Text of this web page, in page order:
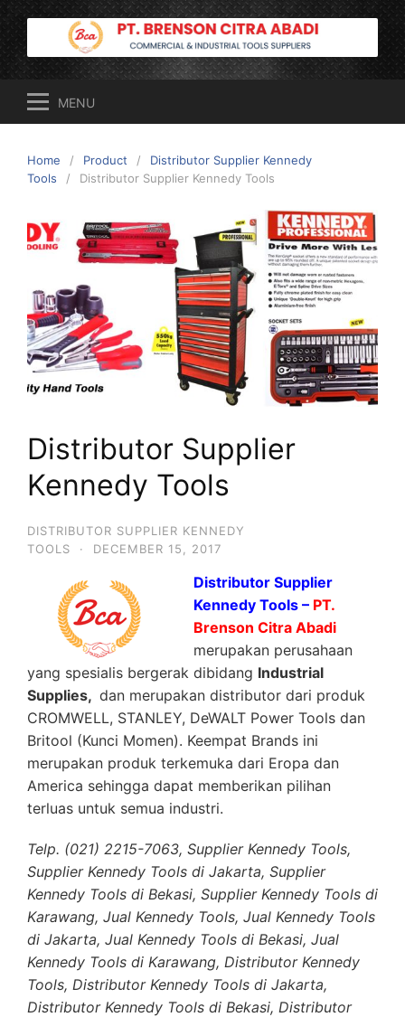
Skip
content
MENU
Home Product
Distributor Supplier Kennedy
Tools
Distributor Supplier Kennedy Tools
Distributor Supplier
Kennedy Tools
DISTRIBUTOR SUPPLIER KENNEDY
TOOLS
· DECEMBER 15, 2017
Distributor Supplier
Kennedy Tools – PT.
Brenson Citra Abadi
merupakan perusahaan
yang spesialis bergerak dibidang Industrial
Supplies, dan merupakan distributor dari produk
CROMWELL, STANLEY, DeWALT Power Tools dan
Britool (Kunci Momen). Keempat Brands ini
merupakan produk terkemuka dari Eropa dan
America sehingga dapat memberikan pilihan
terluas untuk semua industri.
Telp. (021) 2215-7063, Supplier Kennedy Tools,
Supplier Kennedy Tools di Jakarta, Supplier
Kennedy Tools di Bekasi, Supplier Kennedy Tools di
Karawang, Jual Kennedy Tools, Jual Kennedy Tools
di Jakarta, Jual Kennedy Tools di Bekasi, Jual
Kennedy Tools di Karawang, Distributor Kennedy
Tools, Distributor Kennedy Tools di Jakarta,
Distributor Kennedy Tools di Bekasi, Distributor